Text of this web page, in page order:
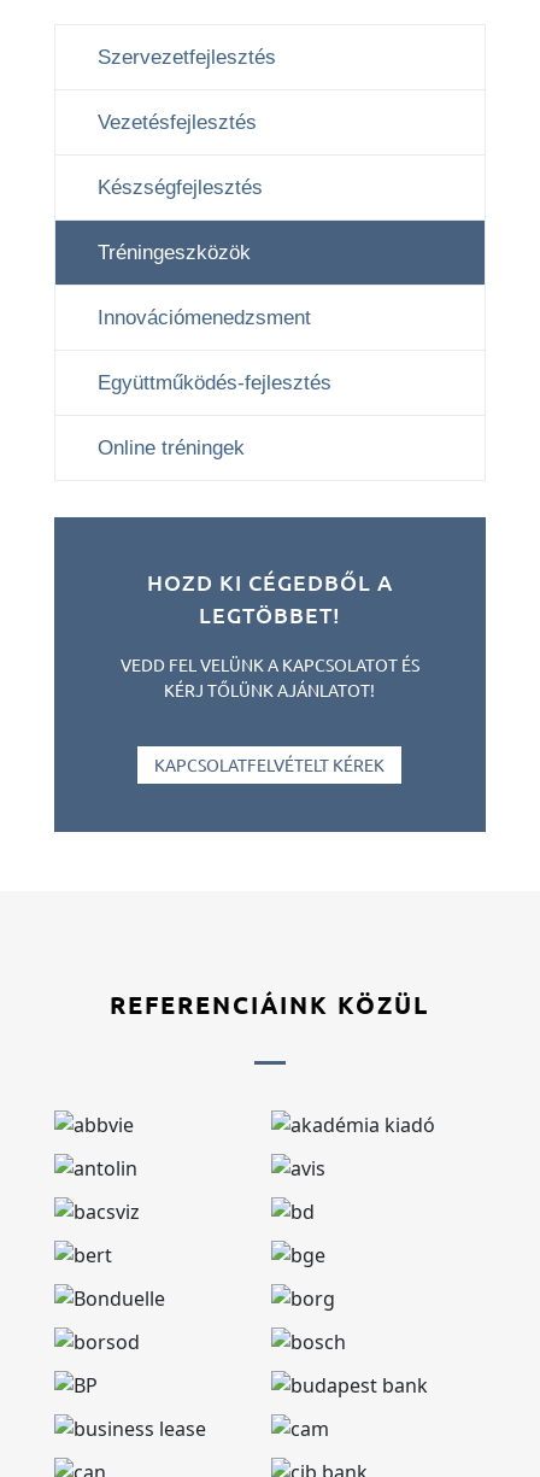
Szervezetfejlesztés
Vezetésfejlesztés
Készségfejlesztés
Tréningeszközök
Innovációmenedzsment
Együttműködés-fejlesztés
Online tréningek
HOZD KI CÉGEDBŐL A
LEGTÖBBET!
VEDD FEL VELÜNK A KAPCSOLATOT ÉS
KÉRJ TŐLÜNK AJÁNLATOT!
KAPCSOLATFELVÉTELT KÉREK
REFERENCIÁINK KÖZÜL